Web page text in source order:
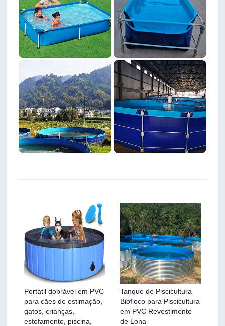
Portátil dobrável em PVC
para cães de estimação,
gatos, crianças,
estofamento, piscina,
Tanque de Piscicultura
Biofloco para Piscicultura
em PVC Revestimento
de Lona